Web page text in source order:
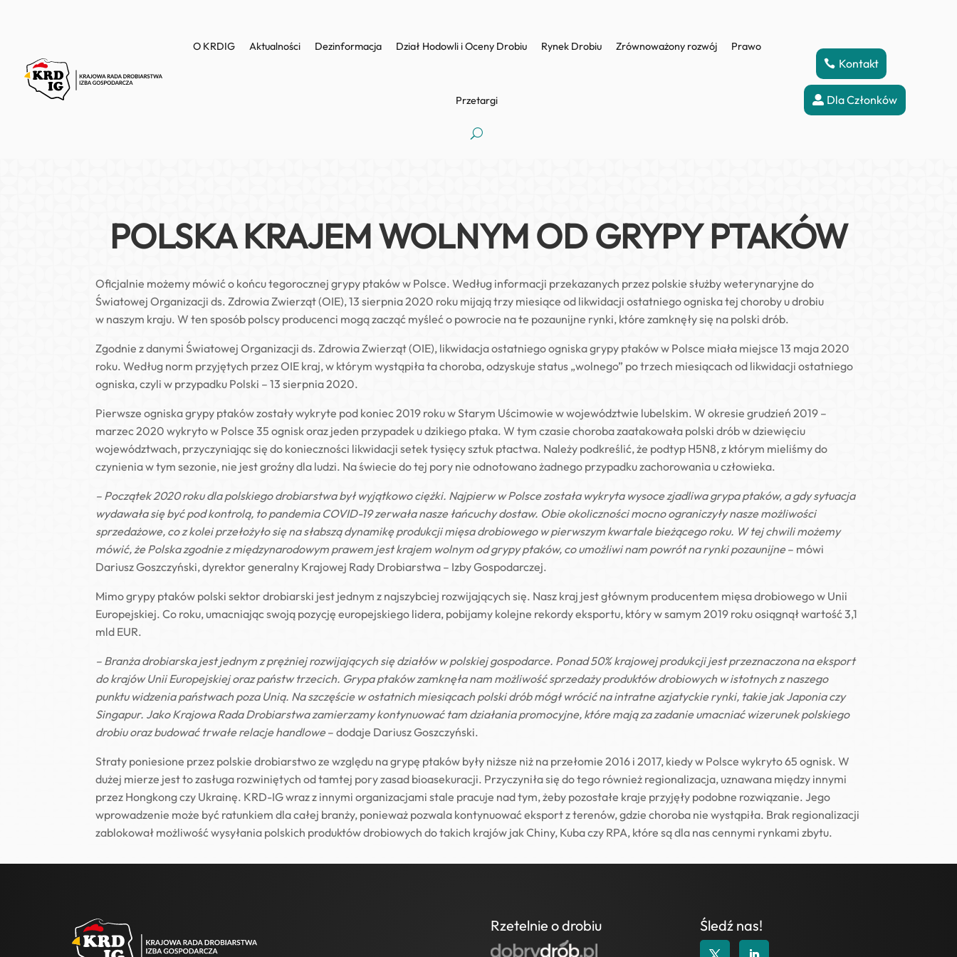
O KRDIG Aktualności Dezinformacja Dział Hodowli i Oceny Drobiu Rynek Drobiu Zrównoważony rozwój Prawo
Przetargi
Kontakt
Dla Członków
POLSKA KRAJEM WOLNYM OD GRYPY PTAKÓW
Oficjalnie możemy mówić o końcu tegorocznej grypy ptaków w Polsce. Według informacji przekazanych przez polskie służby weterynaryjne do
Światowej Organizacji ds. Zdrowia Zwierząt (OIE), 13 sierpnia 2020 roku mijają trzy miesiące od likwidacji ostatniego ogniska tej choroby u drobiu
w naszym kraju. W ten sposób polscy producenci mogą zacząć myśleć o powrocie na te pozaunijne rynki, które zamknęły się na polski drób.
Zgodnie z danymi Światowej Organizacji ds. Zdrowia Zwierząt (OIE), likwidacja ostatniego ogniska grypy ptaków w Polsce miała miejsce 13 maja 2020
roku. Według norm przyjętych przez OIE kraj, w którym wystąpiła ta choroba, odzyskuje status „wolnego” po trzech miesiącach od likwidacji ostatniego
ogniska, czyli w przypadku Polski – 13 sierpnia 2020.
Pierwsze ogniska grypy ptaków zostały wykryte pod koniec 2019 roku w Starym Uścimowie w województwie lubelskim. W okresie grudzień 2019 –
marzec 2020 wykryto w Polsce 35 ognisk oraz jeden przypadek u dzikiego ptaka. W tym czasie choroba zaatakowała polski drób w dziewięciu
województwach, przyczyniając się do konieczności likwidacji setek tysięcy sztuk ptactwa. Należy podkreślić, że podtyp H5N8, z którym mieliśmy do
czynienia w tym sezonie, nie jest groźny dla ludzi. Na świecie do tej pory nie odnotowano żadnego przypadku zachorowania u człowieka.
– Początek 2020 roku dla polskiego drobiarstwa był wyjątkowo ciężki. Najpierw w Polsce została wykryta wysoce zjadliwa grypa ptaków, a gdy sytuacja
wydawała się być pod kontrolą, to pandemia COVID-19 zerwała nasze łańcuchy dostaw. Obie okoliczności mocno ograniczyły nasze możliwości
sprzedażowe, co z kolei przełożyło się na słabszą dynamikę produkcji mięsa drobiowego w pierwszym kwartale bieżącego roku. W tej chwili możemy
mówić, że Polska zgodnie z międzynarodowym prawem jest krajem wolnym od grypy ptaków, co umożliwi nam powrót na rynki pozaunijne– mówi
Dariusz Goszczyński, dyrektor generalny Krajowej Rady Drobiarstwa – Izby Gospodarczej.
Mimo grypy ptaków polski sektor drobiarski jest jednym z najszybciej rozwijających się. Nasz kraj jest głównym producentem mięsa drobiowego w Unii
Europejskiej. Co roku, umacniając swoją pozycję europejskiego lidera, pobijamy kolejne rekordy eksportu, który w samym 2019 roku osiągnął wartość 3,1
mld EUR.
– Branża drobiarska jest jednym z prężniej rozwijających się działów w polskiej gospodarce. Ponad 50% krajowej produkcji jest przeznaczona na eksport
do krajów Unii Europejskiej oraz państw trzecich. Grypa ptaków zamknęła nam możliwość sprzedaży produktów drobiowych w istotnych z naszego
punktu widzenia państwach poza Unią. Na szczęście w ostatnich miesiącach polski drób mógł wrócić na intratne azjatyckie rynki, takie jak Japonia czy
Singapur. Jako Krajowa Rada Drobiarstwa zamierzamy kontynuować tam działania promocyjne, które mają za zadanie umacniać wizerunek polskiego
drobiu oraz budować trwałe relacje handlowe– dodaje Dariusz Goszczyński.
Straty poniesione przez polskie drobiarstwo ze względu na grypę ptaków były niższe niż na przełomie 2016 i 2017, kiedy w Polsce wykryto 65 ognisk. W
dużej mierze jest to zasługa rozwiniętych od tamtej pory zasad bioasekuracji. Przyczyniła się do tego również regionalizacja, uznawana między innymi
przez Hongkong czy Ukrainę. KRD-IG wraz z innymi organizacjami stale pracuje nad tym, żeby pozostałe kraje przyjęły podobne rozwiązanie. Jego
wprowadzenie może być ratunkiem dla całej branży, ponieważ pozwala kontynuować eksport z terenów, gdzie choroba nie wystąpiła. Brak regionalizacji
zablokował możliwość wysyłania polskich produktów drobiowych do takich krajów jak Chiny, Kuba czy RPA, które są dla nas cennymi rynkami zbytu.
Rzetelnie o drobiu Śledź nas!